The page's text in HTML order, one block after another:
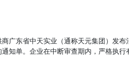
广东省中天实业（通称天元集团）发
知单。企业在中断审查期内，严格执